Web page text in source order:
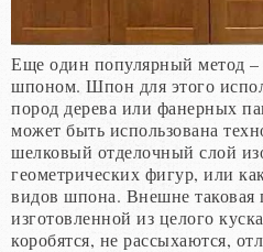
Еще один популярный метод
шпоном. Шпон для этого
пород дерева или фанерных
может быть использована
шелковый отделочный слой
геометрических фигур, или
видов шпона. Внешне таковая
изготовленной из целого
коробятся, не рассыхаются,